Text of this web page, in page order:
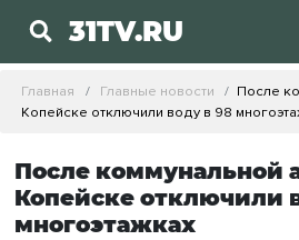
31TV.RU
Главная Главные новости
После
Копейске отключили воду в 98
После коммунальной
Копейске отключили
многоэтажках